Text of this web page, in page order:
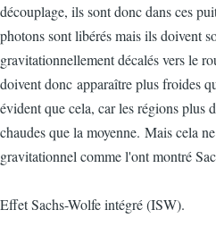
découplage, ils sont donc dans ces
photons sont libérés mais ils doivent
gravitationnellement décalés vers le
doivent donc apparaître plus froides
évident que cela, car les régions plus
chaudes que la moyenne. Mais cela
gravitationnel comme l'ont montré
Effet Sachs-Wolfe intégré (ISW).